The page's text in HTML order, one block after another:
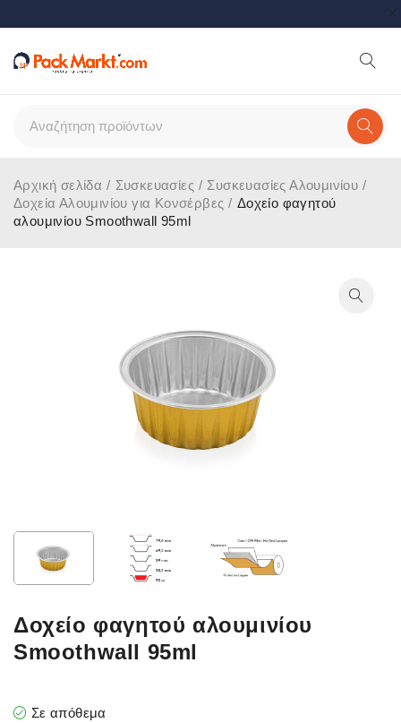
Αρχική σελίδα / Συσκευασίες / Συσκευασίες Αλουμινίου /
Δοχεία Αλουμινίου για Κονσέρβες / Δοχείο φαγητού
αλουμινίου Smoothwall 95ml
Δοχείο φαγητού αλουμινίου
Smoothwall 95ml
Σε απόθεμα